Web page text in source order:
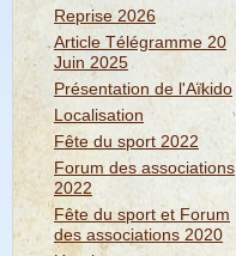
Reprise 2026
Article Télégramme 20
Juin 2025
Présentation de l'Aïkido
Localisation
Fête du sport 2022
Forum des associations
2022
Fête du sport et Forum
des associations 2020